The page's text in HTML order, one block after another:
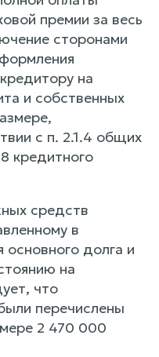
премии за весь
сторонами
на
и собственных
с п. 2.1.4 общих
кредитного
средств
в
долга и
на
что
перечислены
2 470 000